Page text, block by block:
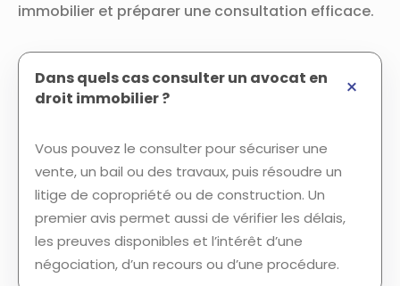
immobilier et préparer une consultation efficace.
Dans quels cas consulter un avocat en
droit immobilier ?
Vous pouvez le consulter pour sécuriser une
vente, un bail ou des travaux, puis résoudre un
litige de copropriété ou de construction. Un
premier avis permet aussi de vérifier les délais,
les preuves disponibles et l’intérêt d’une
négociation, d’un recours ou d’une procédure.